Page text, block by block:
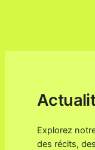
Explorez
des récits,